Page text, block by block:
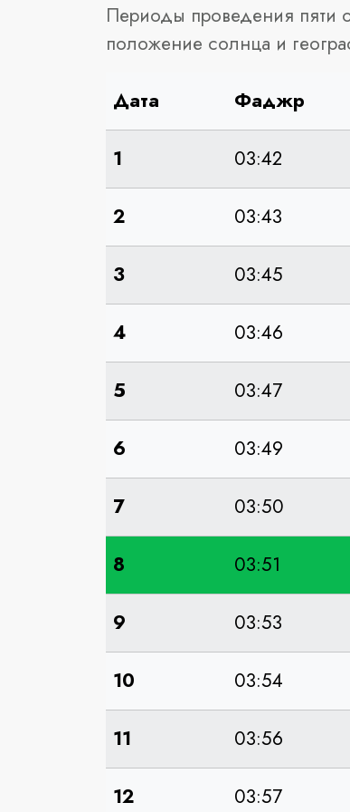
Периоды проведения пяти
положение солнца и
Дата Фаджр
1 03:42
2 03:43
3 03:45
4 03:46
5 03:47
6 03:49
7 03:50
8 03:51
9 03:53
10 03:54
11 03:56
12 03:57